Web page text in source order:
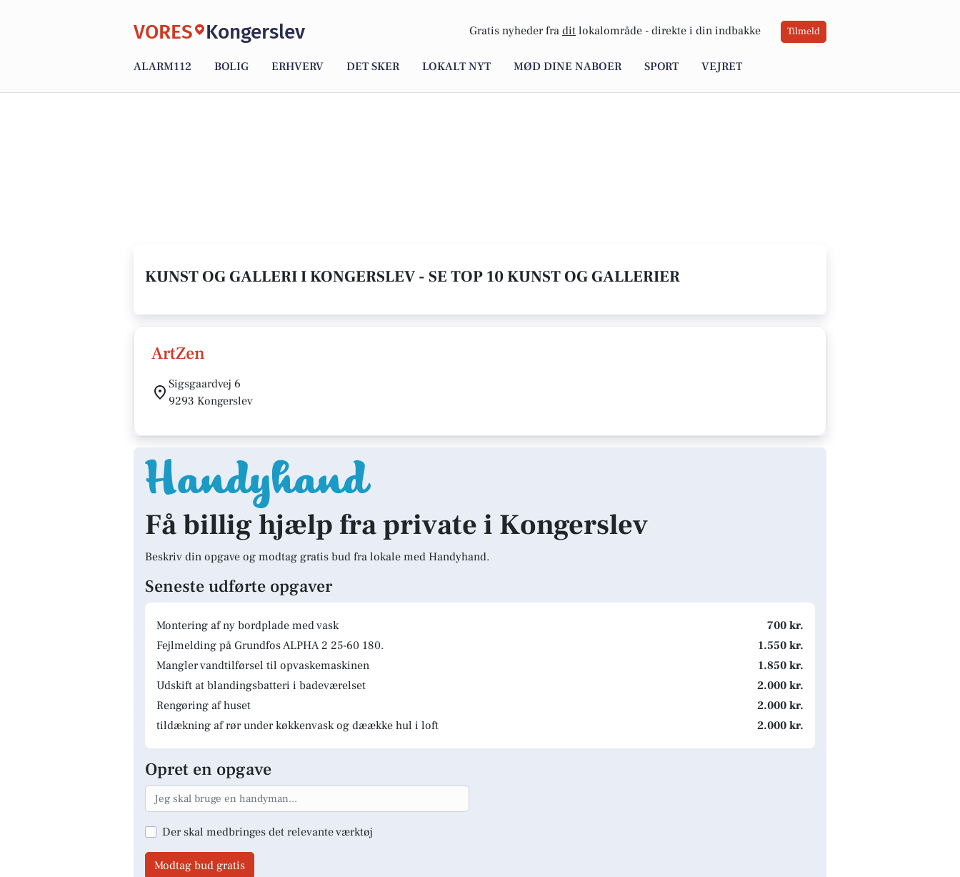
VORES Kongerslev Gratis nyheder fra dit lokalområde - direkte i din indbakke Tilmeld
ALARM112 BOLIG ERHVERV DET SKER LOKALT NYT MØD DINE NABOER SPORT VEJRET
KUNST OG GALLERI I KONGERSLEV - SE TOP 10 KUNST OG GALLERIER
ArtZen
Sigsgaardvej 6
9293 Kongerslev
Få billig hjælp fra private i Kongerslev
Beskriv din opgave og modtag gratis bud fra lokale med Handyhand.
Seneste udførte opgaver
Montering af ny bordplade med vask
700 kr.
Fejlmelding på Grundfos ALPHA 2 25-60 180.
1.550 kr.
Mangler vandtilførsel til opvaskemaskinen
1.850 kr.
Udskift at blandingsbatteri i badeværelset
2.000 kr.
Rengøring af huset
2.000 kr.
tildækning af rør under køkkenvask og dæække hul i loft
2.000 kr.
Opret en opgave
Der skal medbringes det relevante værktøj
Modtag bud gratis